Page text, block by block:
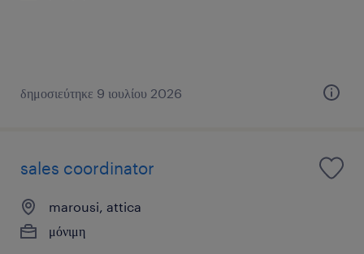
δημοσιεύτηκε 9 ιουλίου 2026
sales coordinator
marousi, attica
μόνιμη